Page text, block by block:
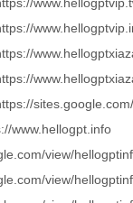
www.hellogpt.info
view/
view/